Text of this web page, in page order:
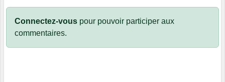
Connectez-vous pour pouvoir participer aux
commentaires.